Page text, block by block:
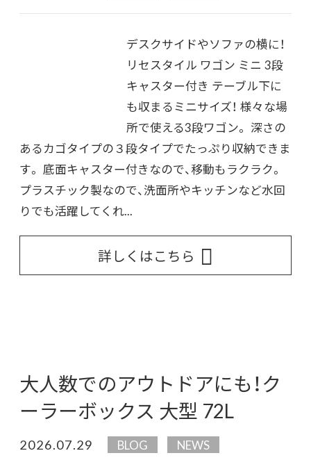
デスクサイドやソファの横に！
リセスタイル ワゴン ミニ 3段
キャスター付き テーブル下に
も収まるミニサイズ！ 様々な場
所で使える3段ワゴン。 深さの
あるカゴタイプの３段タイプでたっぷり収納できま
す。 底面キャスター付きなので、移動もラクラク。
プラスチック製なので、洗面所やキッチンなど水回
りでも活躍してくれ...
詳しくはこちら
大人数でのアウトドアにも！ク
ーラーボックス 大型 72L
2026.07.29 BLOG NEWS